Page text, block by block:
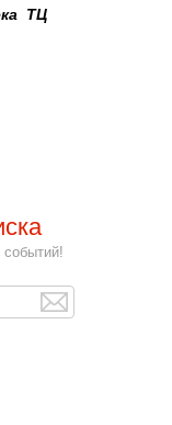
ТЦ
событий!